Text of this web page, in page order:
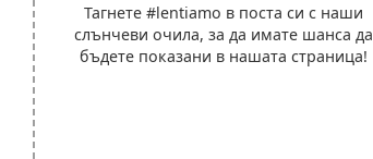
Тагнете #lentiamo в поста си с наши
слънчеви очила, за да имате шанса да
бъдете показани в нашата страница!